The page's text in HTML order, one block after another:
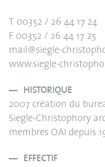
T 00352 / 26 44 17 24
F 00352 / 26 44 17 25
mail@siegle-
www.siegle-
HISTORIQUE
2007 création du
Siegle-Christophory
membres OAI depuis
EFFECTIF